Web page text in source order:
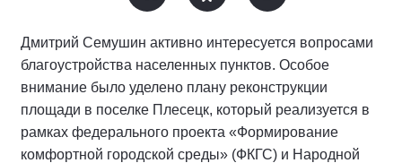
Дмитрий Семушин активно интересуется вопросами
благоустройства населенных пунктов. Особое
внимание было уделено плану реконструкции
площади в поселке Плесецк, который реализуется в
рамках федерального проекта «Формирование
комфортной городской среды» (ФКГС) и Народной